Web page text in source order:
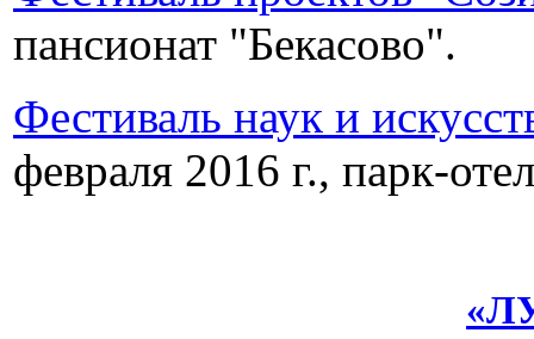
пансионат "Бекасово".
Фестиваль наук и
февраля 2016 г., парк-